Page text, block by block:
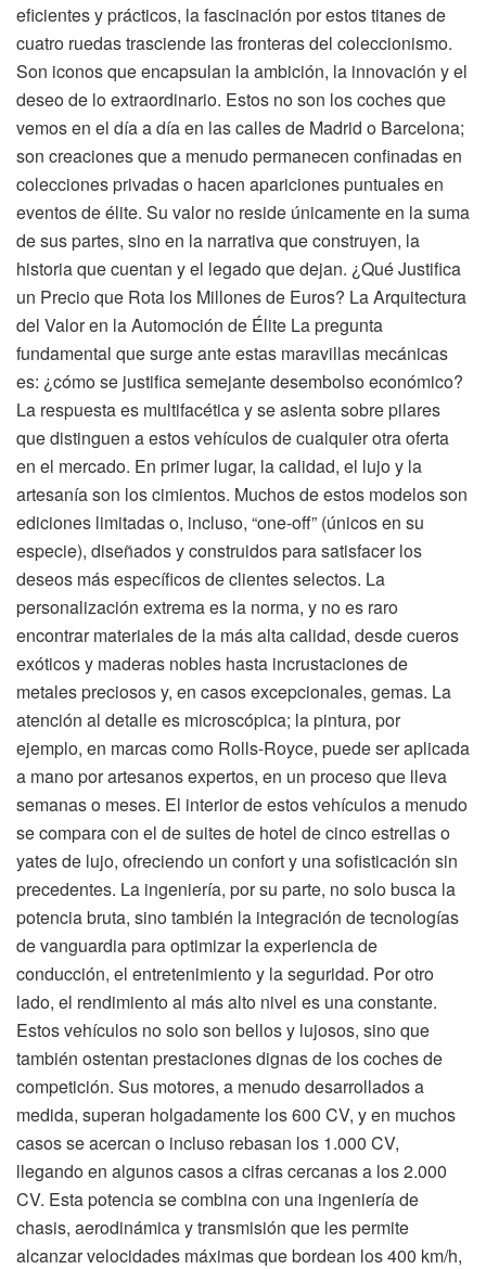
eficientes y prácticos, la fascinación por estos titanes de
cuatro ruedas trasciende las fronteras del coleccionismo.
Son iconos que encapsulan la ambición, la innovación y el
deseo de lo extraordinario. Estos no son los coches que
vemos en el día a día en las calles de Madrid o Barcelona;
son creaciones que a menudo permanecen confinadas en
colecciones privadas o hacen apariciones puntuales en
eventos de élite. Su valor no reside únicamente en la suma
de sus partes, sino en la narrativa que construyen, la
historia que cuentan y el legado que dejan. ¿Qué Justifica
un Precio que Rota los Millones de Euros? La Arquitectura
del Valor en la Automoción de Élite La pregunta
fundamental que surge ante estas maravillas mecánicas
es: ¿cómo se justifica semejante desembolso económico?
La respuesta es multifacética y se asienta sobre pilares
que distinguen a estos vehículos de cualquier otra oferta
en el mercado. En primer lugar, la calidad, el lujo y la
artesanía son los cimientos. Muchos de estos modelos son
ediciones limitadas o, incluso, “one-off” (únicos en su
especie), diseñados y construidos para satisfacer los
deseos más específicos de clientes selectos. La
personalización extrema es la norma, y no es raro
encontrar materiales de la más alta calidad, desde cueros
exóticos y maderas nobles hasta incrustaciones de
metales preciosos y, en casos excepcionales, gemas. La
atención al detalle es microscópica; la pintura, por
ejemplo, en marcas como Rolls-Royce, puede ser aplicada
a mano por artesanos expertos, en un proceso que lleva
semanas o meses. El interior de estos vehículos a menudo
se compara con el de suites de hotel de cinco estrellas o
yates de lujo, ofreciendo un confort y una sofisticación sin
precedentes. La ingeniería, por su parte, no solo busca la
potencia bruta, sino también la integración de tecnologías
de vanguardia para optimizar la experiencia de
conducción, el entretenimiento y la seguridad. Por otro
lado, el rendimiento al más alto nivel es una constante.
Estos vehículos no solo son bellos y lujosos, sino que
también ostentan prestaciones dignas de los coches de
competición. Sus motores, a menudo desarrollados a
medida, superan holgadamente los 600 CV, y en muchos
casos se acercan o incluso rebasan los 1.000 CV,
llegando en algunos casos a cifras cercanas a los 2.000
CV. Esta potencia se combina con una ingeniería de
chasis, aerodinámica y transmisión que les permite
alcanzar velocidades máximas que bordean los 400 km/h,